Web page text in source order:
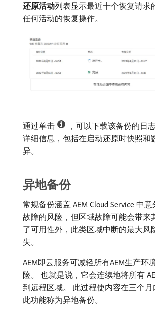
还原活动列表显示最近十个恢复请求
任何活动的恢复操作。
通过单击
，可以下载该备份的日
详细信息，包括在启动还原时快照和
异。
异地备份
常规备份涵盖 AEM Cloud Service 中
故障的风险，但区域故障可能会带来
了可用性外，此类区域中断的最大风
失。
AEM即云服务可减轻所有AEM生产环
险。 也就是说，它会连续地将所有
到远程区域。 此过程使内容在三个月
此功能称为异地备份。